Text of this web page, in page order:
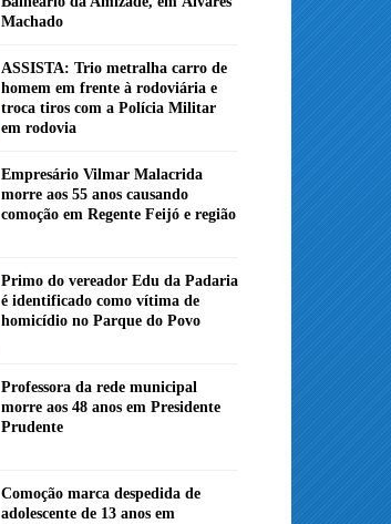
Machado
ASSISTA: Trio metralha carro de
homem em frente à rodoviária e
troca tiros com a Polícia Militar
em rodovia
Empresário Vilmar Malacrida
morre aos 55 anos causando
comoção em Regente Feijó e região
Primo do vereador Edu da Padaria
é identificado como vítima de
homicídio no Parque do Povo
Professora da rede municipal
morre aos 48 anos em Presidente
Prudente
Comoção marca despedida de
adolescente de 13 anos em